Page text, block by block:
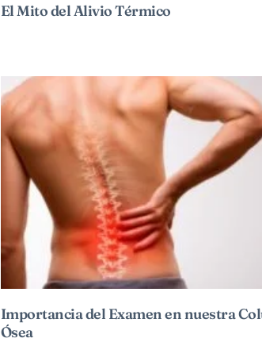
El Mito del Alivio Térmico
Importancia del Examen en nuestra
Ósea